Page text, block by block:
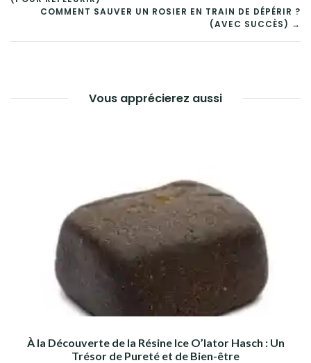
L’ARTICLE
COMMENT SAUVER UN ROSIER EN TRAIN DE DÉPÉRIR ?
(AVEC SUCCÈS) →
Vous apprécierez aussi
À la Découverte de la Résine Ice O’lator Hasch : Un
Trésor de Pureté et de Bien-être